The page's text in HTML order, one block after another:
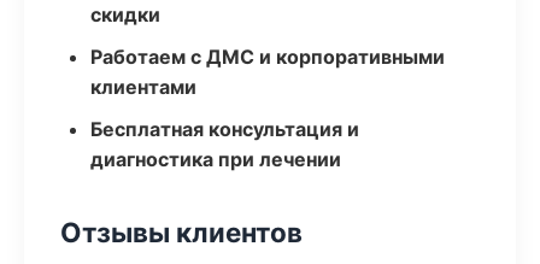
скидки
Работаем с ДМС и корпоративными
клиентами
Бесплатная консультация и
диагностика при лечении
Отзывы клиентов